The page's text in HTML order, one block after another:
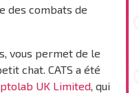
des combats de
vous permet de le
chat. CATS a été
UK Limited, qui